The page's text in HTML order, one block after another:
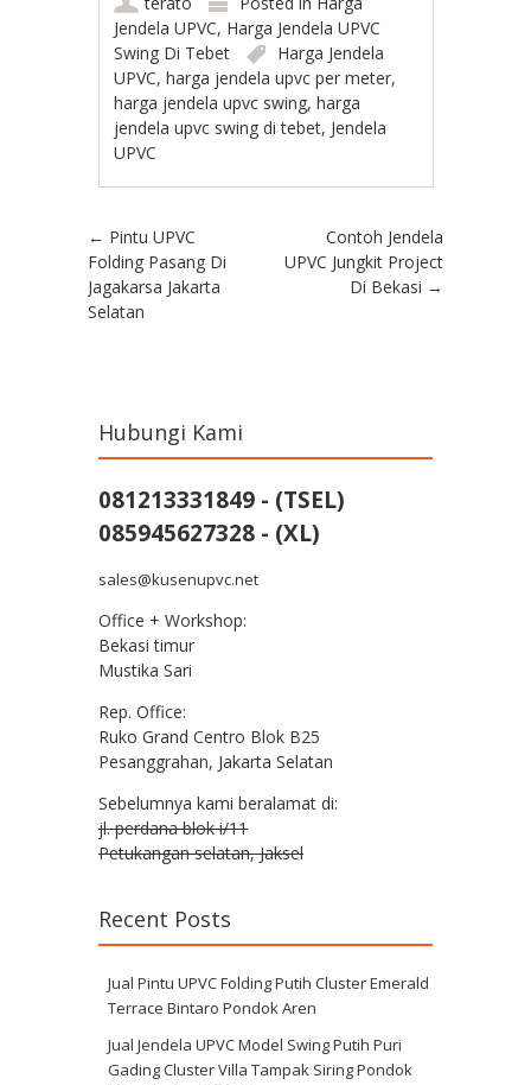
Jendela UPVC, Harga Jendela UPVC
Swing Di Tebet
Harga Jendela
UPVC,harga jendela upvc per meter,
harga jendela upvc swing,harga
jendela upvc swing di tebet, Jendela
UPVC
Post navigation
← Pintu UPVC
Folding Pasang Di
Jagakarsa Jakarta
Selatan
Contoh Jendela
UPVC Jungkit Project
Di Bekasi →
Hubungi Kami
081213331849 - (TSEL)
085945627328 - (XL)
sales@kusenupvc.net
Office + Workshop:
Bekasi timur
Mustika Sari
Rep. Office:
Ruko Grand Centro Blok B25
Pesanggrahan, Jakarta Selatan
Sebelumnya kami beralamat di:
jl. perdana blok i/11
Petukangan selatan, Jaksel
Recent Posts
Jual Pintu UPVC Folding Putih Cluster Emerald
Terrace Bintaro Pondok Aren
Jual Jendela UPVC Model Swing Putih Puri
Gading Cluster Villa Tampak Siring Pondok